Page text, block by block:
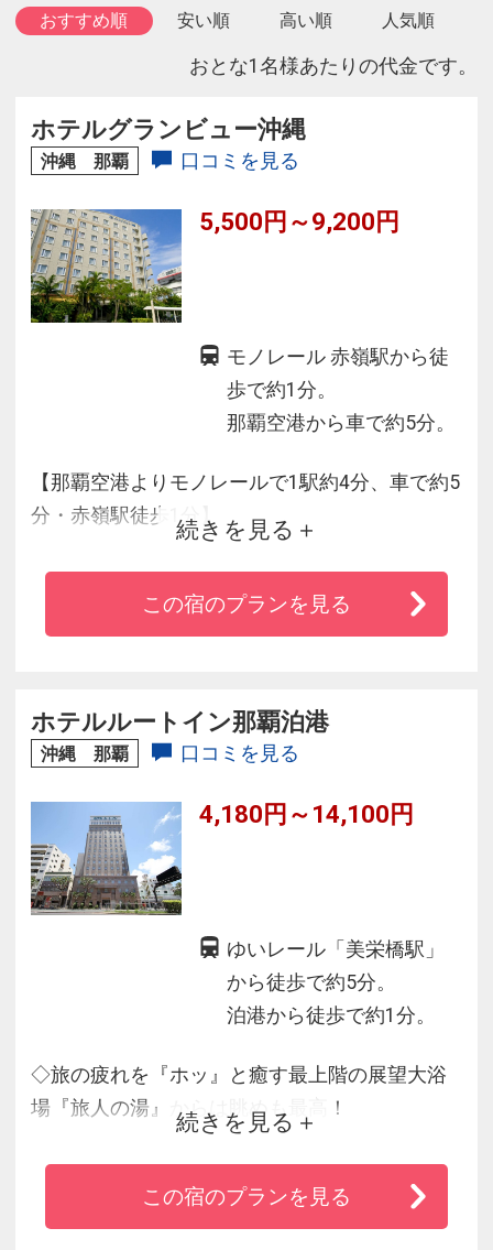
おすすめ順 安い順 高い順 人気順
おとな1名様あたりの代金です。
ホテルグランビュー沖縄
沖縄 那覇 口コミを見る
5,500円～9,200円
モノレール 赤嶺駅から徒
歩で約1分。
那覇空港から車で約5分。
【那覇空港よりモノレールで1駅約4分、車で約5
分・赤嶺駅徒歩1分】
・空港からのアクセスが便利なので遅めの到着
や早めの出発に便利！
・瀬長島やアウトレットモール、水族館や商業
・ゆったりベッドサイズのお部屋で旅の疲れも
いやされます♪
続きを見る
この宿のプランを見る
ホテルルートイン那覇泊港
沖縄 那覇 口コミを見る
4,180円～14,100円
ゆいレール「美栄橋駅」
から徒歩で約5分。
泊港から徒歩で約1分。
◇旅の疲れを『ホッ』と癒す最上階の展望大浴
場『旅人の湯』からは眺めも最高！
◇朝食バイキング無料サービス。
◇離島への発着港へ徒歩１分。コンビニ、２４
時間営業のスーパーや食堂も徒歩３分、国際通
続きを見る
この宿のプランを見る